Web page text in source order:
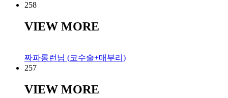
258
VIEW MORE
짜파롱런님 (코수술+매부리)
257
VIEW MORE